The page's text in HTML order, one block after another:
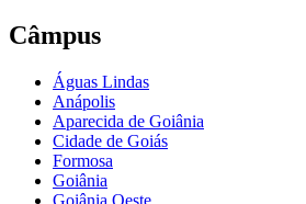
Câmpus
Águas Lindas
Anápolis
Aparecida de Goiânia
Cidade de Goiás
Formosa
Goiânia
Goiânia Oeste